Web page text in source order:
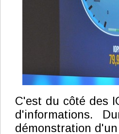
C'est du côté des
d'informations.
démonstration